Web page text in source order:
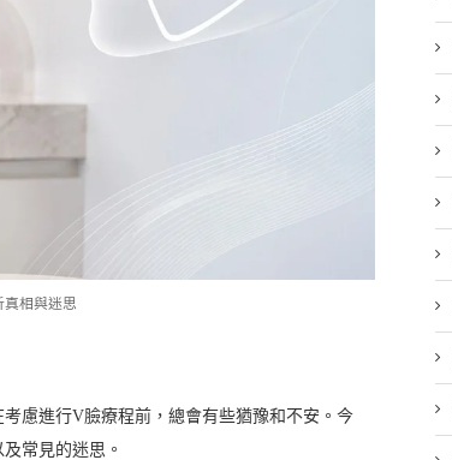
相與迷思
慮進行V臉療程前，總會有些猶豫和不安。今
常見的迷思。